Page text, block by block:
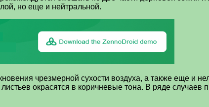
но еще и нейтральной.
чрезмерной сухости воздуха, а также еще и
листьев окрасятся в коричневые тона. В ряде